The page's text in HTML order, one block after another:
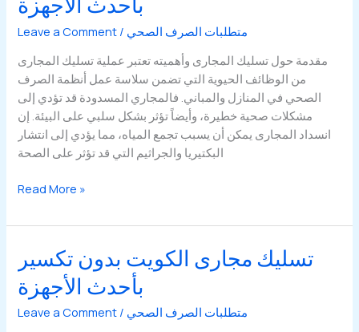
Leave a Comment / متطلبات الصرف الصحي
مقدمة حول تسليك المجارى وأهميته تعتبر عملية تسليك المجارى
من الوظائف الحيوية التي تضمن سلاسة عمل أنظمة الصرف
الصحي في المنازل والمباني. فالمجاري المسدودة قد تؤدي إلى
مشكلات صحية خطيرة، وأيضاً تؤثر بشكل سلبي على البيئة. إن
انسداد المجارى يمكن أن يسبب تجمع المياه، مما يؤدي إلى انتشار
البكتيريا والجراثيم التي قد تؤثر على الصحة
تسليك
الكويت
تكسير
بأحدث
الأجهزة
Read More »
تسليك مجارى الكويت بدون تكسير
بأحدث الأجهزة
Leave a Comment / متطلبات الصرف الصحي